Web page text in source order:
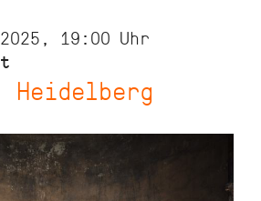
19:00 Uhr
Heidelberg